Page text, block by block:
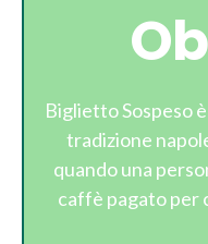
Biglietto Sospeso
tradizione
quando una
caffè pagato per